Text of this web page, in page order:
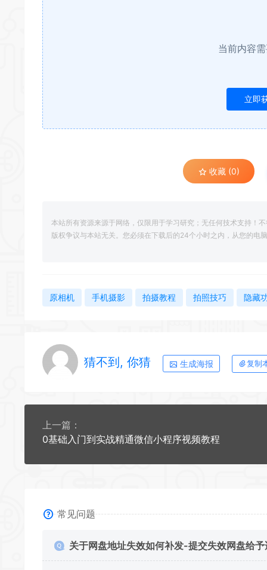
当前内容
立即
收藏 (0)
本站所有资源来源于网络，仅限用于学习研究；无任何技术支持！
版权争议与本站无关。您必须在下载后的24个小时之内，从您的电
原相机 手机摄影 拍摄教程 拍照技巧 隐藏
猜不到, 你猜 生成海报 复制
上一篇：
0基础入门到实战精通微信小程序视频教程
常见问题
关于网盘地址失效如何补发-提交失效网盘给予